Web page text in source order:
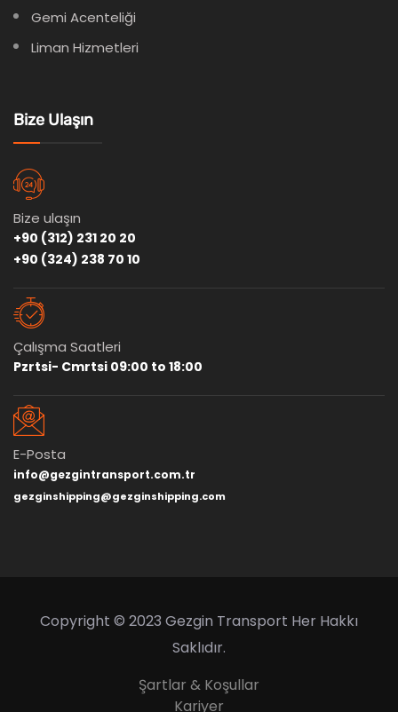
Gemi Acenteliği
Liman Hizmetleri
Bize Ulaşın
Bize ulaşın
+90 (312) 231 20 20
+90 (324) 238 70 10
Çalışma Saatleri
Pzrtsi- Cmrtsi 09:00 to 18:00
E-Posta
info@gezgintransport.com.tr
gezginshipping@gezginshipping.com
Copyright © 2023 Gezgin Transport Her Hakkı
Saklıdır.
Şartlar & Koşullar
Kariyer